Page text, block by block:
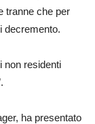
tranne che per
decremento.
non residenti
ha presentato